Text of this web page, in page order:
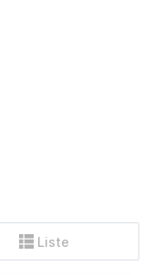
Liste